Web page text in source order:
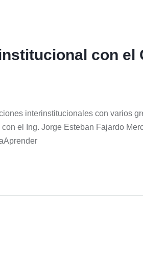
con el
interinstitucionales con varios
el Ing. Jorge Esteban Fajardo